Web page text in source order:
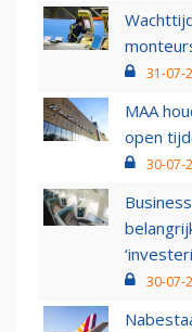
31-07-
MAA
open
30-07-
30-07-